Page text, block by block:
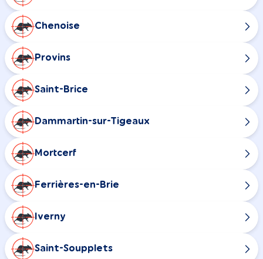
Chenoise
Provins
Saint-Brice
Dammartin-sur-Tigeaux
Mortcerf
Ferrières-en-Brie
Iverny
Saint-Soupplets